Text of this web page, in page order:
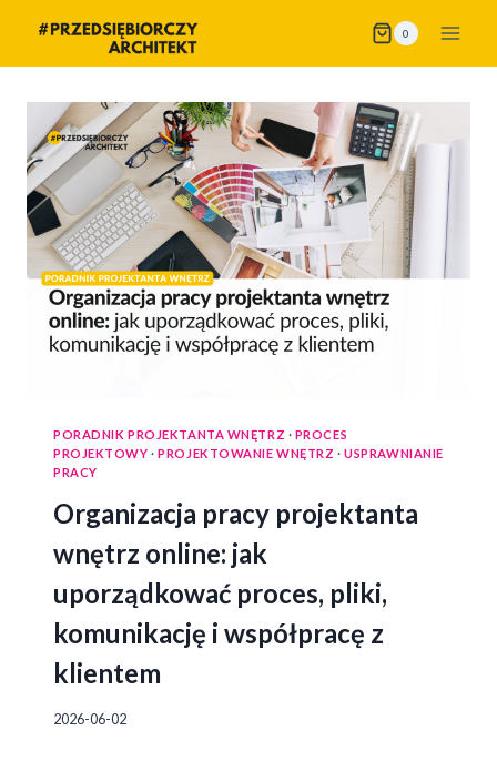
treści
0
PORADNIK PROJEKTANTA WNĘTRZ · PROCES
PROJEKTOWY ·PROJEKTOWANIE WNĘTRZ ·USPRAWNIANIE
PRACY
Organizacja pracy projektanta
wnętrz online: jak
uporządkować proces, pliki,
komunikację i współpracę z
klientem
2026-06-02